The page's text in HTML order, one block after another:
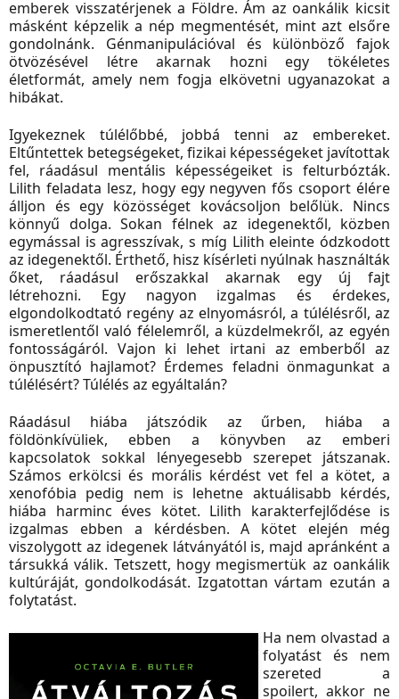
emberek visszatérjenek a Földre. Ám az oankálik kicsit
másként képzelik a nép megmentését, mint azt elsőre
gondolnánk. Génmanipulációval és különböző fajok
ötvözésével létre akarnak hozni egy tökéletes
életformát, amely nem fogja elkövetni ugyanazokat a
hibákat.
Igyekeznek túlélőbbé, jobbá tenni az embereket.
Eltűntettek betegségeket, fizikai képességeket javítottak
fel, ráadásul mentális képességeiket is felturbózták.
Lilith feladata lesz, hogy egy negyven fős csoport élére
álljon és egy közösséget kovácsoljon belőlük. Nincs
könnyű dolga. Sokan félnek az idegenektől, közben
egymással is agresszívak, s míg Lilith eleinte ódzkodott
az idegenektől. Érthető, hisz kísérleti nyúlnak használták
őket, ráadásul erőszakkal akarnak egy új fajt
létrehozni. Egy nagyon izgalmas és érdekes,
elgondolkodtató regény az elnyomásról, a túlélésről, az
ismeretlentől való félelemről, a küzdelmekről, az egyén
fontosságáról. Vajon ki lehet irtani az emberből az
önpusztító hajlamot? Érdemes feladni önmagunkat a
túlélésért? Túlélés az egyáltalán?
Ráadásul hiába játszódik az űrben, hiába a
földönkívüliek, ebben a könyvben az emberi
kapcsolatok sokkal lényegesebb szerepet játszanak.
Számos erkölcsi és morális kérdést vet fel a kötet, a
xenofóbia pedig nem is lehetne aktuálisabb kérdés,
hiába harminc éves kötet. Lilith karakterfejlődése is
izgalmas ebben a kérdésben. A kötet elején még
viszolygott az idegenek látványától is, majd apránként a
társukká válik. Tetszett, hogy megismertük az oankálik
kultúráját, gondolkodását. Izgatottan vártam ezután a
folytatást.
Ha nem olvastad a
folyatást és nem
szereted a
spoilert, akkor ne